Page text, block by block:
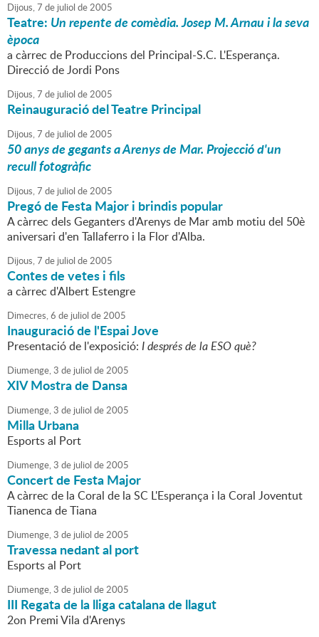
Dijous,7 de juliol de2005
Teatre: Un repente de comèdia. Josep M. Arnau i la seva
època
a càrrec de Produccions del Principal-S.C. L'Esperança.
Direcció de Jordi Pons
Dijous,7 de juliol de2005
Reinauguració del Teatre Principal
Dijous,7 de juliol de2005
50 anys de gegants a Arenys de Mar. Projecció d'un
recull fotogràfic
Dijous,7 de juliol de2005
Pregó de Festa Major i brindis popular
A càrrec dels Geganters d'Arenys de Mar amb motiu del 50è
aniversari d'en Tallaferro i la Flor d'Alba.
Dijous,7 de juliol de2005
Contes de vetes i fils
a càrrec d'Albert Estengre
Dimecres,6 de juliol de2005
Inauguració de l'Espai Jove
Presentació de l'exposició: I després de la ESO què?
Diumenge,3 de juliol de2005
XIV Mostra de Dansa
Diumenge,3 de juliol de2005
Milla Urbana
Esports al Port
Diumenge,3 de juliol de2005
Concert de Festa Major
A càrrec de la Coral de la SC L'Esperança i la Coral Joventut
Tianenca de Tiana
Diumenge,3 de juliol de2005
Travessa nedant al port
Esports al Port
Diumenge,3 de juliol de2005
III Regata de la lliga catalana de llagut
2on Premi Vila d'Arenys